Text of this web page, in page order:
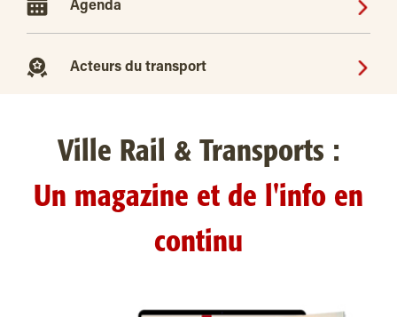
Agenda
Acteurs du transport
Ville Rail & Transports :
Un magazine et de l'info en
continu